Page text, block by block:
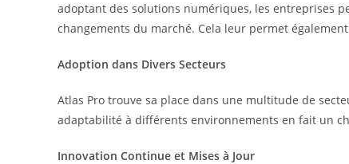
adoptant des solutions numériques, les entreprises
changements du marché. Cela leur permet
Adoption dans Divers Secteurs
Atlas Pro trouve sa place dans une multitude de
adaptabilité à différents environnements en fait un
Innovation Continue et Mises à Jour